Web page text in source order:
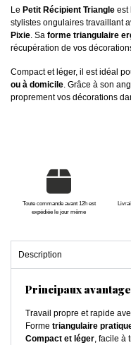
Le Petit Récipient Triangle est
stylistes ongulaires travaillant
Pixie. Sa forme triangulaire
récupération de vos
Compact et léger, il est idéal
ou à domicile. Grâce à son
proprement vos décorations
Toute commande avant 12h est
expédiée le jour même
Description
Principaux
Travail propre et rapide
Forme triangulaire
Compact et léger, facile à